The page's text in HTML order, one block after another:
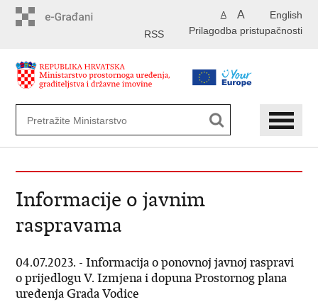
English
A A
Prilagodba pristupačnosti
RSS
Informacije o javnim
raspravama
04.07.2023. - Informacija o ponovnoj javnoj raspravi
o prijedlogu V. Izmjena i dopuna Prostornog plana
uređenja Grada Vodice